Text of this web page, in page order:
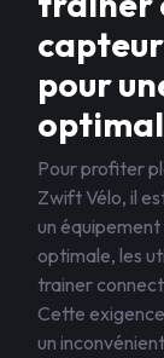
pour
Pour profiter
Zwift Vélo, il
un
optimale, les
trainer
Cette
un